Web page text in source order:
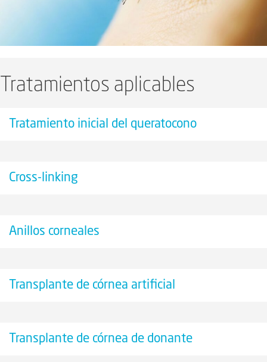
Tratamientos aplicables
Tratamiento inicial del queratocono
Cross-linking
Anillos corneales
Transplante de córnea artificial
Transplante de córnea de donante